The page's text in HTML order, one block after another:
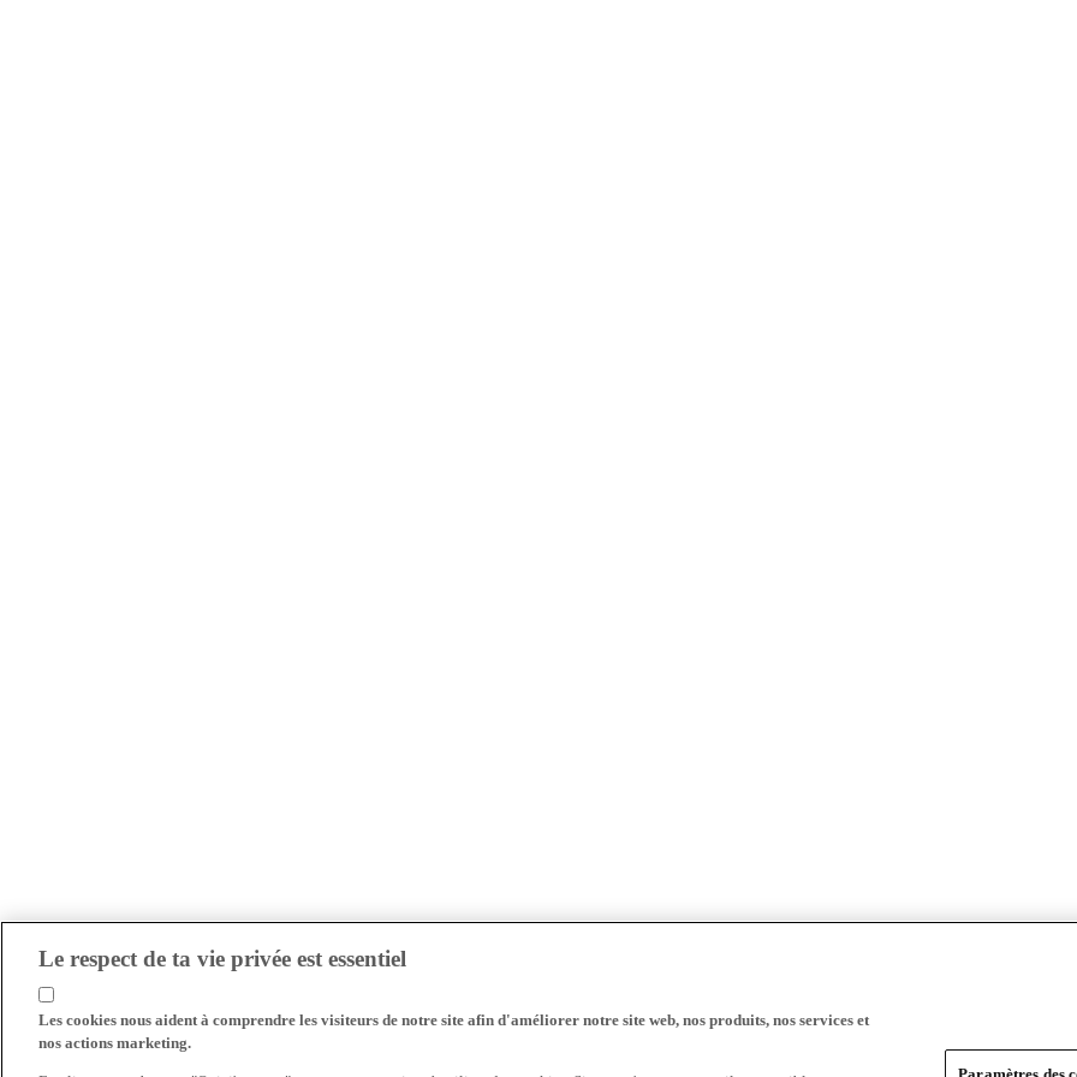
Le respect de ta vie privée est essentiel
Les cookies nous aident à comprendre les visiteurs de notre site afin d'améliorer notre site web, nos produits, nos services et
nos actions marketing.